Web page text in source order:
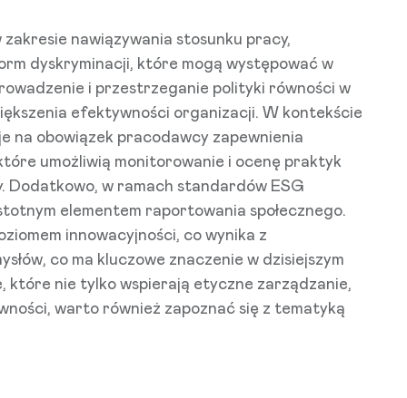
nawiązywania stosunku pracy,
dyskryminacji, które mogą występować w
i przestrzeganie polityki równości w
efektywności organizacji. W kontekście
na obowiązek pracodawcy zapewnienia
umożliwią monitorowanie i ocenę praktyk
Dodatkowo, w ramach standardów ESG
elementem raportowania społecznego.
innowacyjności, co wynika z
co ma kluczowe znaczenie w dzisiejszym
które nie tylko wspierają etyczne zarządzanie,
warto również zapoznać się z tematyką